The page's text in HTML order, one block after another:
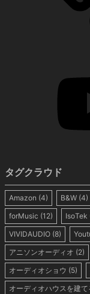
タグクラウド
Amazon (4) B&W (4)
forMusic (12) IsoTek
VIVIDAUDIO (8)
アニソンオーディオ (2)
オーディオショウ (5)
オーディオハウスを建